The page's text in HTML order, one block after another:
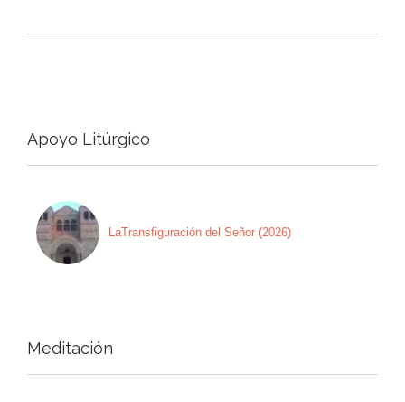
Apoyo Litúrgico
LaTransfiguración del Señor (2026)
Meditación